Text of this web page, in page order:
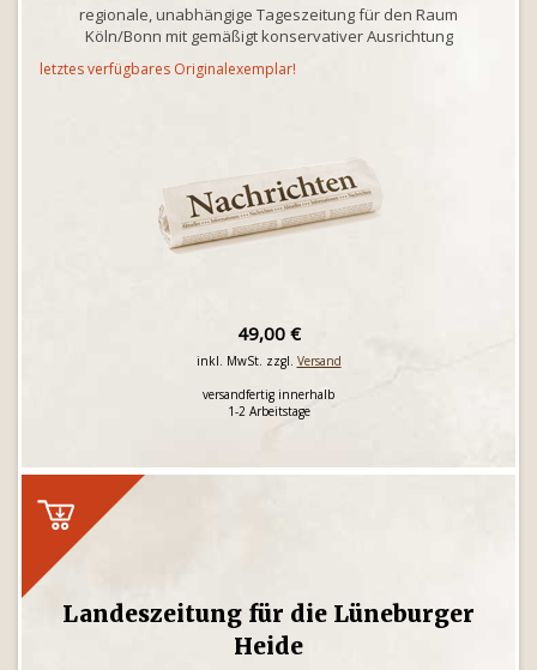
regionale, unabhängige Tageszeitung für den Raum
Köln/Bonn mit gemäßigt konservativer Ausrichtung
letztes verfügbares Originalexemplar!
49,00 €
inkl. MwSt. zzgl. Versand
versandfertig innerhalb
1-2 Arbeitstage
Landeszeitung für die Lüneburger
Heide